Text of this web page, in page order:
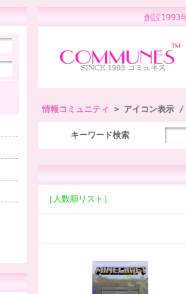
創設
情報コミュニティ > アイコン表示
キーワード検索
［人数順リスト］